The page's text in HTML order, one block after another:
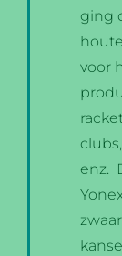
ging
voor
enz.